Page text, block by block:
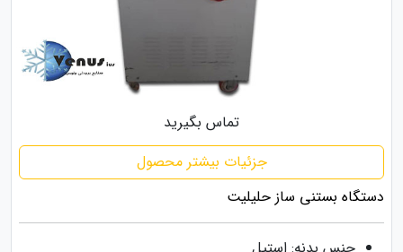
تماس بگیرید
جزئیات بیشتر محصول
دستگاه بستنی ساز حلیلیت